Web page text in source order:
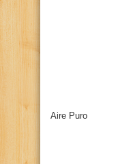
Aire Puro